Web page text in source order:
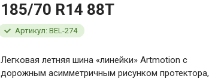
185/70 R14 88T
Артикул: BEL-274
Легковая летняя шина «линейки» Artmotion с
дорожным асимметричным рисунком протектора,